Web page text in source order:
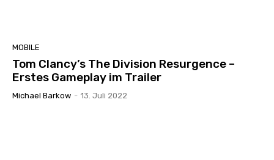
MOBILE
Tom Clancy’s The Division Resurgence –
Erstes Gameplay im Trailer
Michael Barkow - 13. Juli 2022